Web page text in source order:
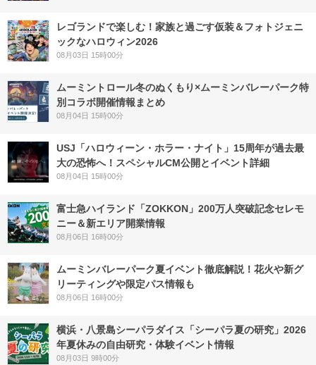
レゴランドで楽しむ！家族と過ごす仮装＆フォトジェニ
ックなハロウィン2026
08月03日 15時00分
ムーミントロール冬のぬくもり×ムーミンバレーパーク特
別コラボ開催情報まとめ
08月04日 15時00分
USJ「ハロウィーン・ホラー・ナイト」15周年が過去最
大の恐怖へ！スペシャルCM公開とイベント詳細
08月04日 15時00分
富士急ハイランド「ZOKKON」200万人突破記念セレモ
ニー＆新エリア開業情報
08月06日 16時00分
ムーミンバレーパーク夏イベント徹底解説！花火や新グ
リーティングや限定パス情報も
08月06日 16時00分
横浜・八景島シーパラダイス「シーパラ夏の研究」2026
年夏休みの自由研究・体験イベント情報
08月03日 9時00分